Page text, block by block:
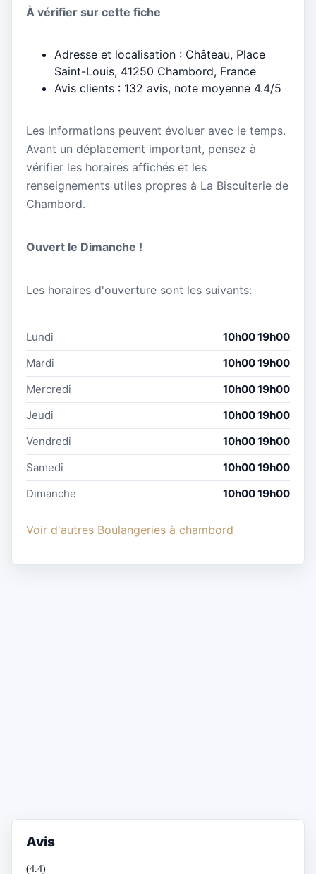
À vérifier sur cette fiche
Adresse et localisation : Château, Place
Saint-Louis, 41250 Chambord, France
Avis clients : 132 avis, note moyenne 4.4/5
Les informations peuvent évoluer avec le temps.
Avant un déplacement important, pensez à
vérifier les horaires affichés et les
renseignements utiles propres à La Biscuiterie de
Chambord.
Ouvert le Dimanche !
Les horaires d'ouverture sont les suivants:
Lundi
10h00 19h00
Mardi
10h00 19h00
Mercredi
10h00 19h00
Jeudi
10h00 19h00
Vendredi
10h00 19h00
Samedi
10h00 19h00
Dimanche
10h00 19h00
Voir d'autres Boulangeries à chambord
Avis
(4.4)